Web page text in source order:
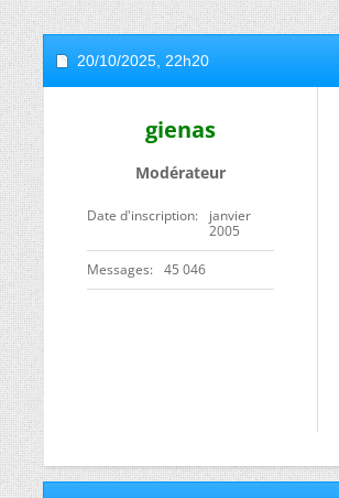
20/10/2025, 22h20
gienas
Modérateur
Date d'inscription
janvier
2005
Messages 45 046